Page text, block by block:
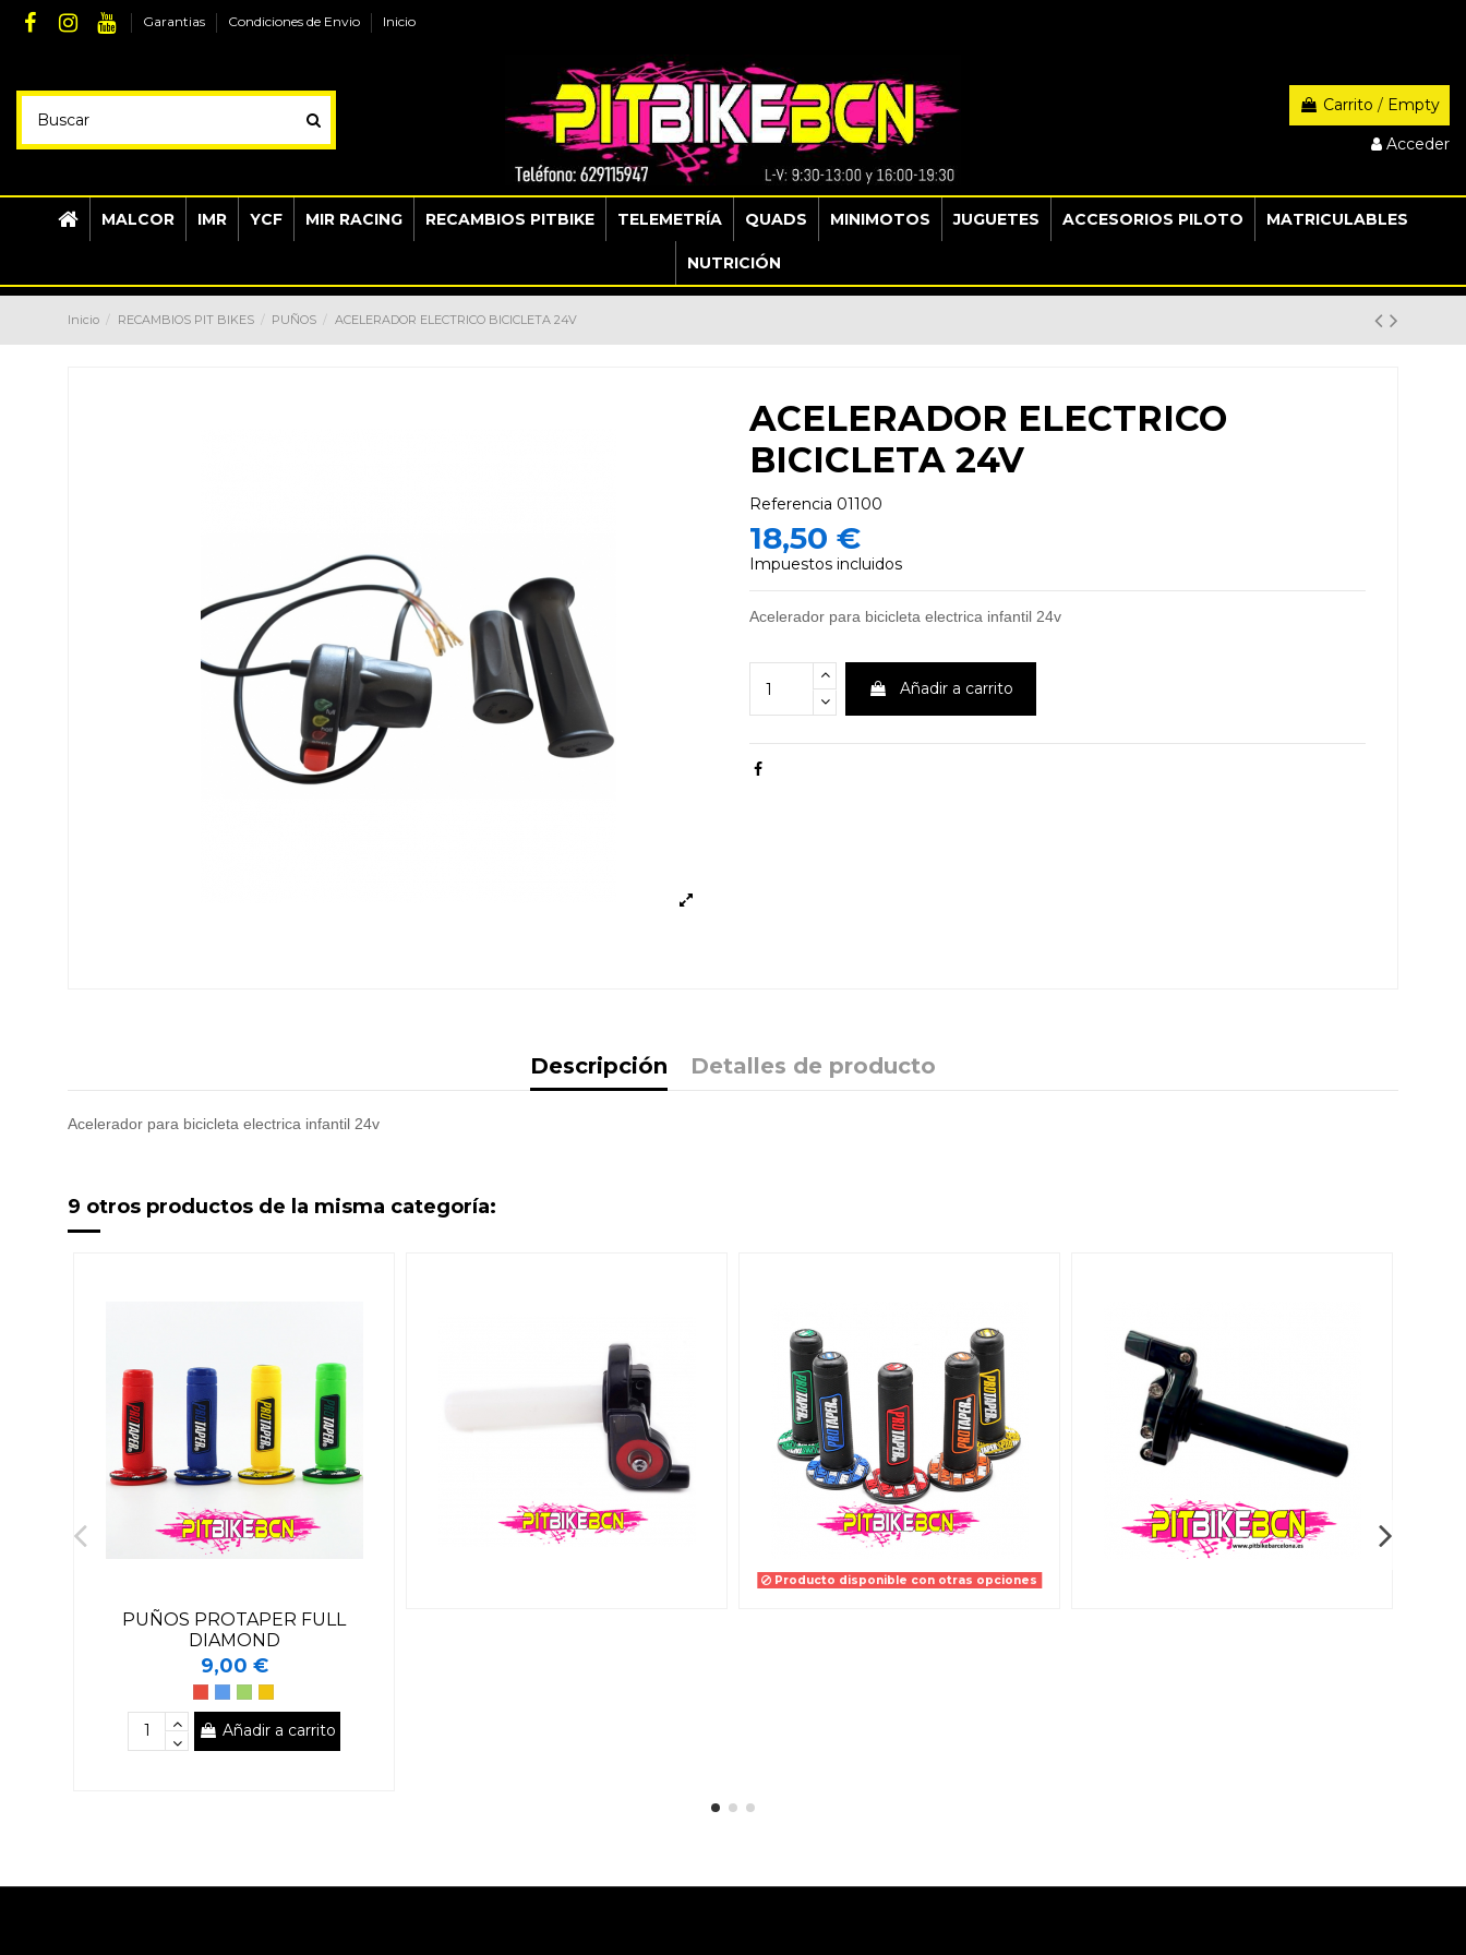
Garantias Condiciones de Envio Inicio
Carrito / Empty
Acceder
MALCOR IMR YCF MIR RACING RECAMBIOS PITBIKE TELEMETRÍA QUADS MINIMOTOS JUGUETES ACCESORIOS PILOTO MATRICULABLES
NUTRICIÓN
Inicio RECAMBIOS PIT BIKES PUÑOS ACELERADOR ELECTRICO BICICLETA 24V
ACELERADOR ELECTRICO
BICICLETA 24V
Referencia 01100
18,50 €
Impuestos incluidos
Acelerador para bicicleta electrica infantil 24v
Añadir a carrito
Descripción Detalles de producto
Acelerador para bicicleta electrica infantil 24v
9 otros productos de la misma categoría:
PUÑOS PROTAPER FULL
DIAMOND
9,00 €
Añadir a carrito
Producto disponible con otras opciones